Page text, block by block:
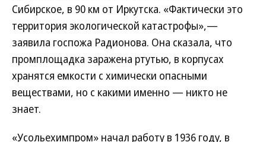
Сибирское, в 90 км от Иркутска. «Фактически это
территория экологической катастрофы»,—
заявила госпожа Радионова. Она сказала, что
промплощадка заражена ртутью, в корпусах
хранятся емкости с химически опасными
веществами, но с какими именно — никто не
знает.
«Усольехимпром» начал работу в 1936 году, в